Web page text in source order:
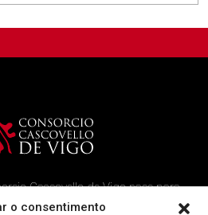
o consentimento
Cascovello de Vigo nace para
histórico, creando un ambicioso